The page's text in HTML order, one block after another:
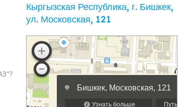
Кыргызская Республика, г. Бишкек,
ул. ​Московская, 121